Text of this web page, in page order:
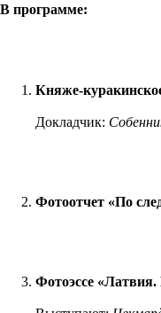
В программе:
Княже-
Докладчик:
Фотоотчет «По
Фотоэссе